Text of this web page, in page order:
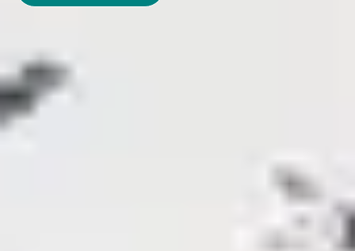
club, vous pourrez bénéficier d’emplacements exclusifs.